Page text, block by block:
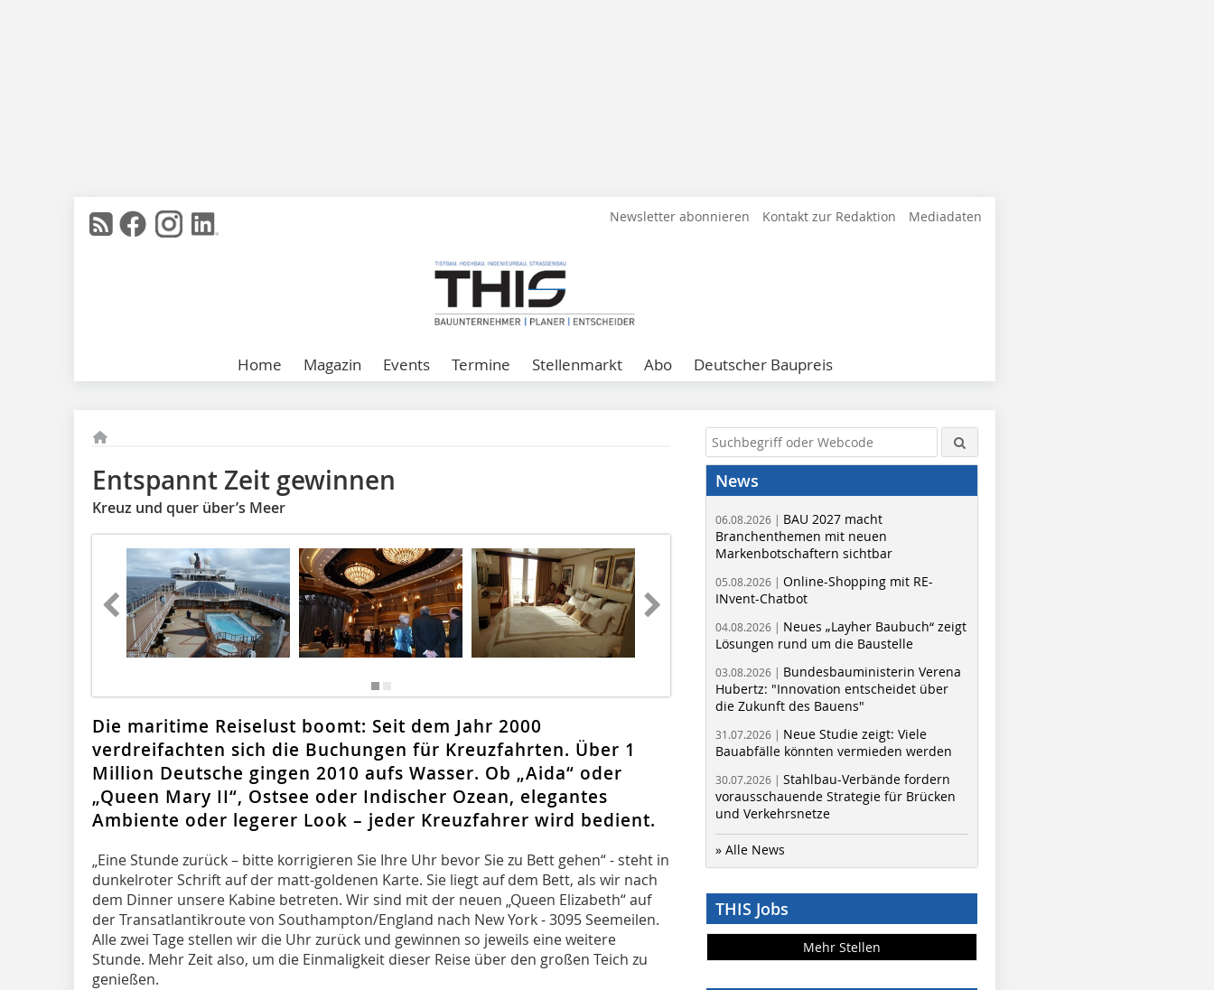
Newsletter abonnieren Kontakt zur Redaktion Mediadaten
Home Magazin Events Termine Stellenmarkt Abo Deutscher Baupreis
Entspannt Zeit gewinnen
Kreuz und quer über’s Meer
Foto: Lisa Horschig
Die maritime Reiselust boomt: Seit dem Jahr 2000
verdreifachten sich die Buchungen für Kreuzfahrten. Über 1
Million Deutsche gingen 2010 aufs Wasser. Ob „Aida“ oder
„Queen Mary II“, Ostsee oder Indischer Ozean, elegantes
Ambiente oder legerer Look – jeder Kreuzfahrer wird bedient.
„Eine Stunde zurück – bitte korrigieren Sie Ihre Uhr bevor Sie zu Bett gehen“ - steht in
dunkelroter Schrift auf der matt-goldenen Karte. Sie liegt auf dem Bett, als wir nach
dem Dinner unsere Kabine betreten. Wir sind mit der neuen „Queen Elizabeth“ auf
der Transatlantikroute von Southampton/England nach New York - 3095 Seemeilen.
Alle zwei Tage stellen wir die Uhr zurück und gewinnen so jeweils eine weitere
Stunde. Mehr Zeit also, um die Einmaligkeit dieser Reise über den großen Teich zu
genießen.
News
06.08.2026 | BAU 2027 macht
Branchenthemen mit neuen
Markenbotschaftern sichtbar
05.08.2026 | Online-Shopping mit RE-
INvent-Chatbot
04.08.2026 | Neues „Layher Baubuch“ zeigt
Lösungen rund um die Baustelle
03.08.2026 | Bundesbauministerin Verena
Hubertz: "Innovation entscheidet über
die Zukunft des Bauens"
31.07.2026 | Neue Studie zeigt: Viele
Bauabfälle könnten vermieden werden
30.07.2026 | Stahlbau-Verbände fordern
vorausschauende Strategie für Brücken
und Verkehrsnetze
» Alle News
THIS Jobs
Mehr Stellen